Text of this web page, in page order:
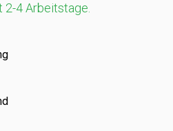
4 Arbeitstage.